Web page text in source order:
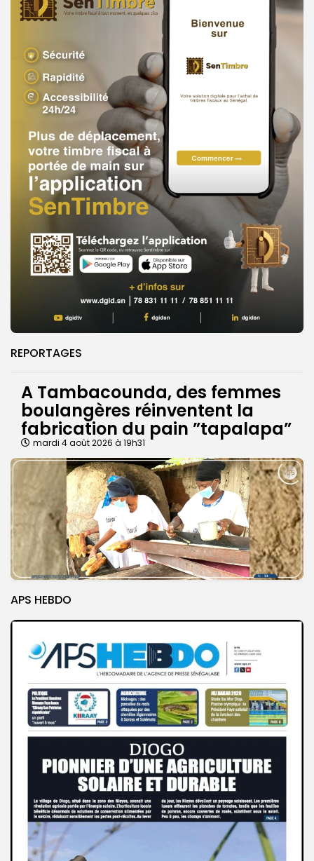
REPORTAGES
A Tambacounda, des femmes
boulangères réinventent la
fabrication du pain ”tapalapa”
mardi 4 août 2026 à 19h31
APS HEBDO